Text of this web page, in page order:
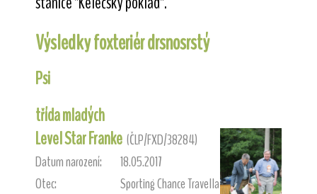
Výsledky foxteriér drsnosrstý
Psi
třída mladých
Level Star Franke (ČLP/FXD/38284)
Datum narození:
18.05.2017
Otec:
Sporting Chance Travella